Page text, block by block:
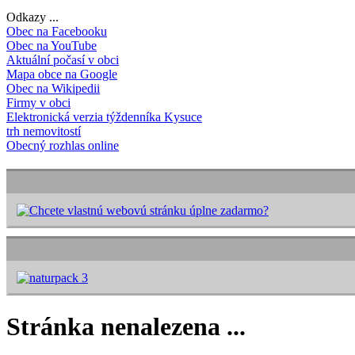
Odkazy ...
Obec na Facebooku
Obec na YouTube
Aktuální počasí v obci
Mapa obce na Google
Obec na Wikipedii
Firmy v obci
Elektronická verzia týždenníka Kysuce
trh nemovitostí
Obecný rozhlas online
Stránka nenalezena ...